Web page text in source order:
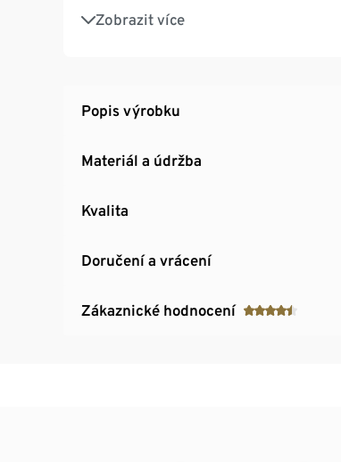
Zobrazit více
S elastanem: dobře drží tvar,
Popis výrobku
Materiál a údržba
Kvalita
Doručení a vrácení
Zákaznické hodnocení